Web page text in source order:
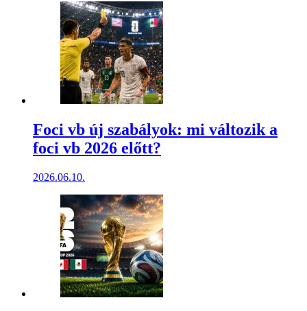
Foci vb új szabályok: mi változik a
foci vb 2026 előtt?
2026.06.10.